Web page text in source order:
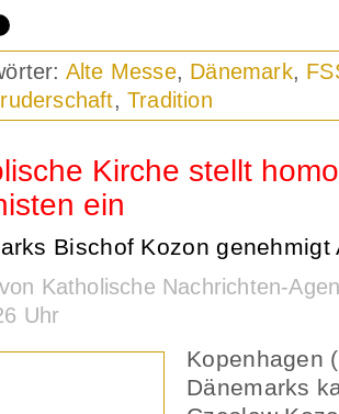
Alte Messe, Dänemark,
,Tradition
Kirche stellt
ein
Bischof Kozon
Katholische Nachrichten-
Uhr
Kopenhagen
Dänemarks